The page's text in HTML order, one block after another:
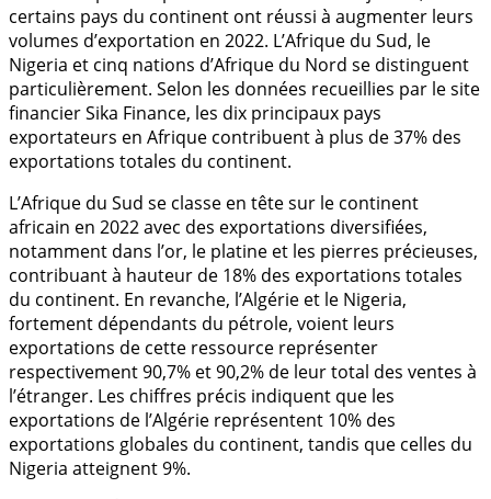
certains pays du continent ont réussi à augmenter leurs
volumes d’exportation en 2022. L’Afrique du Sud, le
Nigeria et cinq nations d’Afrique du Nord se distinguent
particulièrement. Selon les données recueillies par le site
financier Sika Finance, les dix principaux pays
exportateurs en Afrique contribuent à plus de 37% des
exportations totales du continent.
L’Afrique du Sud se classe en tête sur le continent
africain en 2022 avec des exportations diversifiées,
notamment dans l’or, le platine et les pierres précieuses,
contribuant à hauteur de 18% des exportations totales
du continent. En revanche, l’Algérie et le Nigeria,
fortement dépendants du pétrole, voient leurs
exportations de cette ressource représenter
respectivement 90,7% et 90,2% de leur total des ventes à
l’étranger. Les chiffres précis indiquent que les
exportations de l’Algérie représentent 10% des
exportations globales du continent, tandis que celles du
Nigeria atteignent 9%.